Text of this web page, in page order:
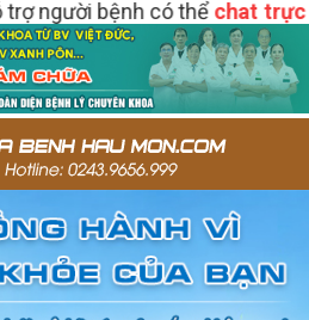
bệnh có thểchat trực